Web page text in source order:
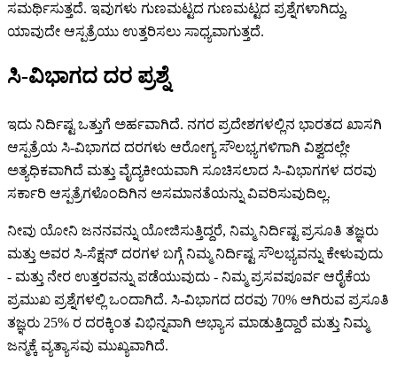
ಸಮರ್ಥಿಸುತ್ತದೆ. ಇವುಗಳು ಗುಣಮಟ್ಟದ ಗುಣಮಟ್ಟದ ಪ್ರಶ್ನೆಗಳಾಗಿದ್ದು,
ಯಾವುದೇ ಆಸ್ಪತ್ರೆಯು ಉತ್ತರಿಸಲು ಸಾಧ್ಯವಾಗುತ್ತದೆ.
ಸಿ-ವಿಭಾಗದ ದರ ಪ್ರಶ್ನೆ
ಇದು ನಿರ್ದಿಷ್ಟ ಒತ್ತುಗೆ ಅರ್ಹವಾಗಿದೆ. ನಗರ ಪ್ರದೇಶಗಳಲ್ಲಿನ ಭಾರತದ ಖಾಸಗಿ
ಆಸ್ಪತ್ರೆಯ ಸಿ-ವಿಭಾಗದ ದರಗಳು ಆರೋಗ್ಯ ಸೌಲಭ್ಯಗಳಿಗಾಗಿ ವಿಶ್ವದಲ್ಲೇ
ಅತ್ಯಧಿಕವಾಗಿದೆ ಮತ್ತು ವೈದ್ಯಕೀಯವಾಗಿ ಸೂಚಿಸಲಾದ ಸಿ-ವಿಭಾಗಗಳ ದರವು
ಸರ್ಕಾರಿ ಆಸ್ಪತ್ರೆಗಳೊಂದಿಗಿನ ಅಸಮಾನತೆಯನ್ನು ವಿವರಿಸುವುದಿಲ್ಲ.
ನೀವು ಯೋನಿ ಜನನವನ್ನು ಯೋಜಿಸುತ್ತಿದ್ದರೆ, ನಿಮ್ಮ ನಿರ್ದಿಷ್ಟ ಪ್ರಸೂತಿ ತಜ್ಞರು
ಮತ್ತು ಅವರ ಸಿ-ಸೆಕ್ಷನ್ ದರಗಳ ಬಗ್ಗೆ ನಿಮ್ಮ ನಿರ್ದಿಷ್ಟ ಸೌಲಭ್ಯವನ್ನು ಕೇಳುವುದು
- ಮತ್ತು ನೇರ ಉತ್ತರವನ್ನು ಪಡೆಯುವುದು - ನಿಮ್ಮ ಪ್ರಸವಪೂರ್ವ ಆರೈಕೆಯ
ಪ್ರಮುಖ ಪ್ರಶ್ನೆಗಳಲ್ಲಿ ಒಂದಾಗಿದೆ. ಸಿ-ವಿಭಾಗದ ದರವು 70% ಆಗಿರುವ ಪ್ರಸೂತಿ
ತಜ್ಞರು 25% ರ ದರಕ್ಕಿಂತ ವಿಭಿನ್ನವಾಗಿ ಅಭ್ಯಾಸ ಮಾಡುತ್ತಿದ್ದಾರೆ ಮತ್ತು ನಿಮ್ಮ
ಜನ್ಮಕ್ಕೆ ವ್ಯತ್ಯಾಸವು ಮುಖ್ಯವಾಗಿದೆ.